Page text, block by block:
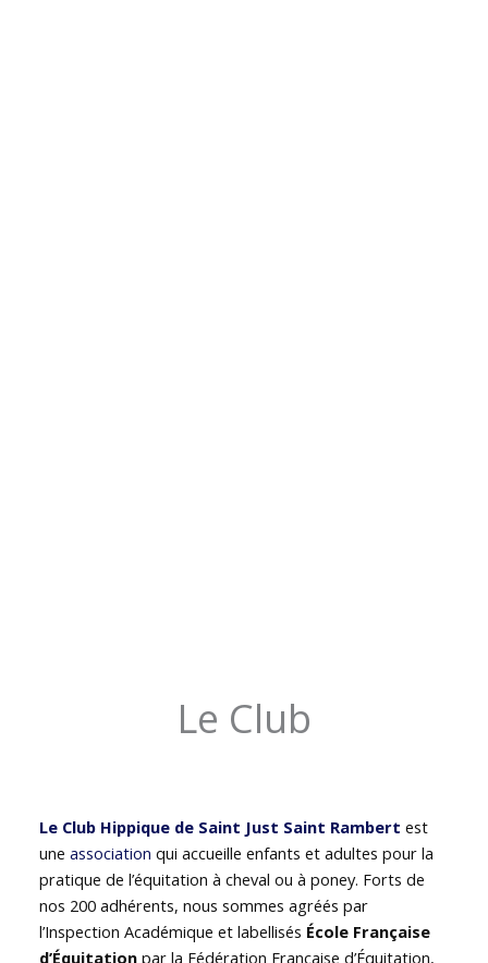
Le Club
Le Club Hippique de Saint Just Saint Rambert est
uneassociation qui accueille enfants et adultes pour la
pratique de l’équitation à cheval ou à poney. Forts de
nos 200 adhérents, nous sommes agréés par
l’Inspection Académique et labellisés École Française
d’Équitation par la Fédération Française d’Équitation,